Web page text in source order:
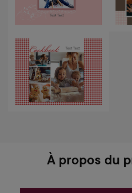
À propos du